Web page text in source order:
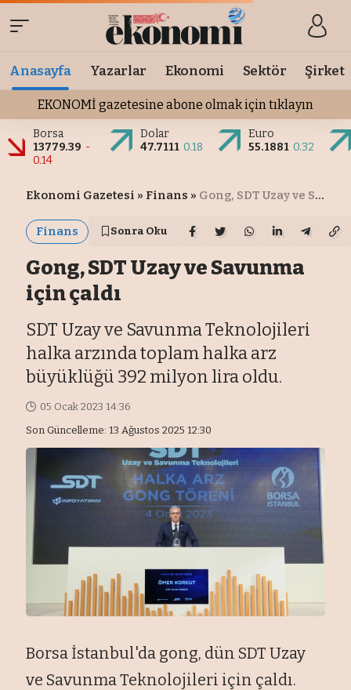
Anasayfa Yazarlar Ekonomi Sektör Şirket
EKONOMİ gazetesine abone olmak için tıklayın
Borsa
13779.39 -
0.14
Dolar
47.7111 0.18
Euro
55.1881 0.32
Ekonomi Gazetesi » Finans » Gong, SDT Uzay ve Savunma için çaldı
Finans Sonra Oku
Gong, SDT Uzay ve Savunma
için çaldı
SDT Uzay ve Savunma Teknolojileri
halka arzında toplam halka arz
büyüklüğü 392 milyon lira oldu.
Son Güncelleme: 13 Ağustos 2025 12:30
05 Ocak 2023 14:36
Borsa İstanbul'da gong, dün SDT Uzay
ve Savunma Teknolojileri için çaldı.